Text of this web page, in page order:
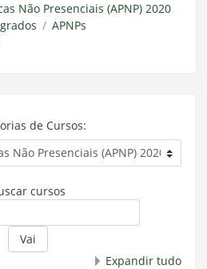
Não Presenciais (APNP) 2020
APNPs
de Cursos:
cursos
Vai
Expandir tudo